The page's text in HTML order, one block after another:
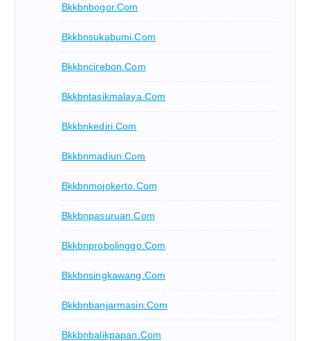
Bkkbnbogor.com
Bkkbnsukabumi.com
Bkkbncirebon.com
Bkkbntasikmalaya.com
Bkkbnkediri.com
Bkkbnmadiun.com
Bkkbnmojokerto.com
Bkkbnpasuruan.com
Bkkbnprobolinggo.com
Bkkbnsingkawang.com
Bkkbnbanjarmasin.com
Bkkbnbalikpapan.com